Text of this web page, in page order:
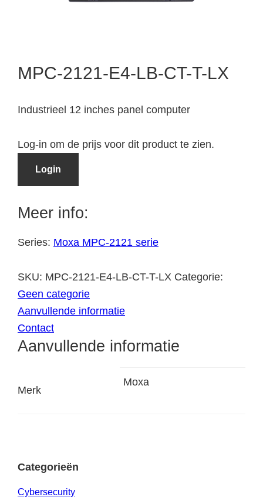
MPC-2121-E4-LB-CT-T-LX
Industrieel 12 inches panel computer
Log-in om de prijs voor dit product te zien.
Login
Meer info:
Series: Moxa MPC-2121 serie
SKU: MPC-2121-E4-LB-CT-T-LX Categorie:
Geen categorie
Aanvullende informatie
Contact
Aanvullende informatie
Merk
Moxa
Categorieën
Cybersecurity